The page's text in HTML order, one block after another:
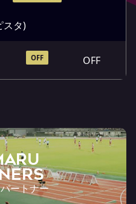
スタ)
OFF OFF
ートナー